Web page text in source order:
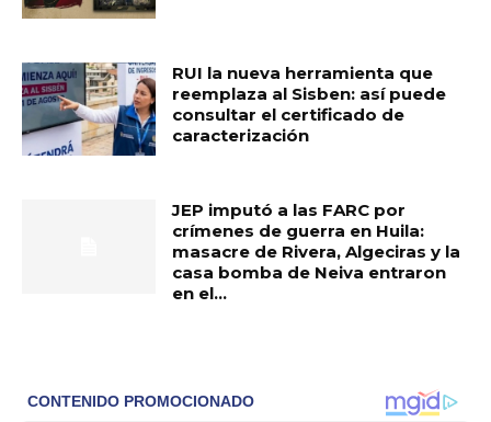
RUI la nueva herramienta que
reemplaza al Sisben: así puede
consultar el certificado de
caracterización
JEP imputó a las FARC por
crímenes de guerra en Huila:
masacre de Rivera, Algeciras y la
casa bomba de Neiva entraron
en el...